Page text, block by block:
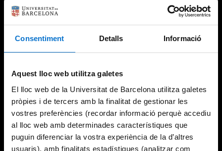
Consentiment Detalls Informació
Aquest lloc web utilitza galetes
El lloc web de la Universitat de Barcelona utilitza galetes
pròpies i de tercers amb la finalitat de gestionar les
vostres preferències (recordar informació perquè accediu
al lloc web amb determinades característiques que
puguin diferenciar la vostra experiència de la d’altres
usuaris), amb finalitats estadístiques (analitzar com